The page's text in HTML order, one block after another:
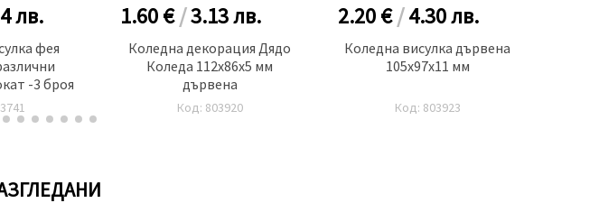
лв.
фея
-3 броя
1.60 €/3.13лв.
Коледна декорация Дядо
Коледа 112x86x5 мм
дървена
Код: 803920
2.20 €/4.30лв.
Коледна висулка дървена
105x97x11 мм
Код: 803923